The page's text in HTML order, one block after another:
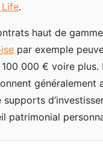
.
haut de gamme
par exemple
000 € voire plus.
généralement
patrimonial